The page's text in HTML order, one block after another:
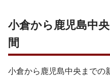
小倉から鹿児島中
間
小倉から鹿児島中央までの